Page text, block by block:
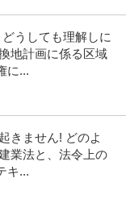
層向け資産ビジネス
任者
提供：ビズリーチ
Manager」歴史あ
・年次決算から税
うしても理解しに
地計画に係る区域
に...
きません! どのよ
業法と、法令上の
キ...